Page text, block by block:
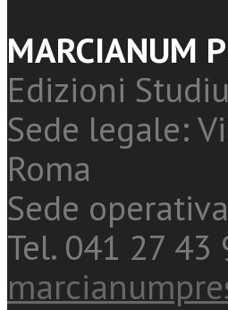
MARCIANUM
Edizioni
Sede legale:
Roma
Sede
Tel. 041 27 43